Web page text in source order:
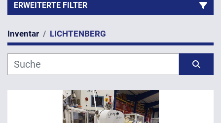
ERWEITERTE FILTER
Kategorie
Hersteller
Inventar LICHTENBERG